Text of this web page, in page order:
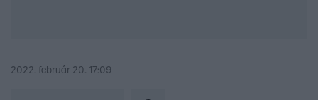
2022. február 20. 17:09